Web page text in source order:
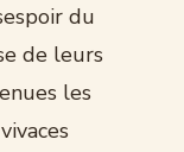
du
de leurs
les